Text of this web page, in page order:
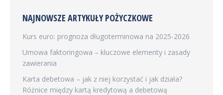
NAJNOWSZE ARTYKUŁY POŻYCZKOWE
Kurs euro: prognoza długoterminowa na 2025-2026
Umowa faktoringowa – kluczowe elementy i zasady
zawierania
Karta debetowa – jak z niej korzystać i jak działa?
Różnice między kartą kredytową a debetową